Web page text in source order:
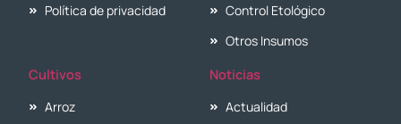
Política de privacidad
Control Etológico
Otros Insumos
Cultivos
Arroz
Noticias
Actualidad